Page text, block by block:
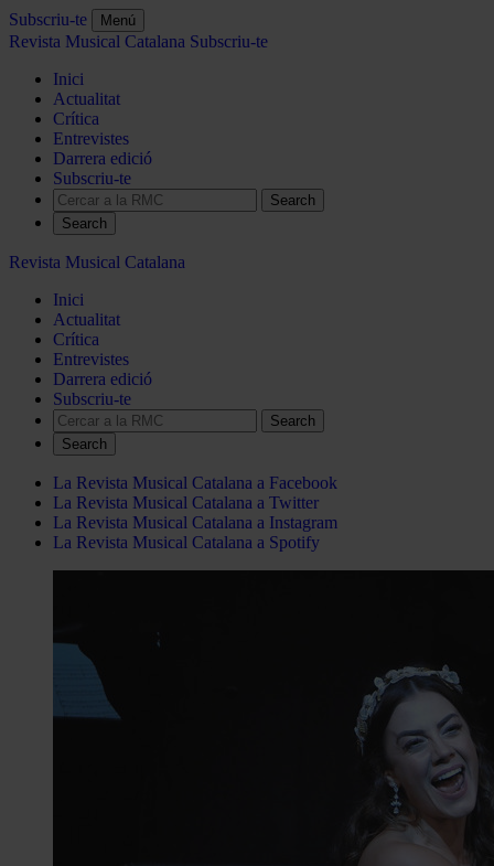
Subscriu-te Menú
Revista Musical Catalana Subscriu-te
Inici
Actualitat
Crítica
Entrevistes
Darrera edició
Subscriu-te
Search
Revista Musical Catalana
Inici
Actualitat
Crítica
Entrevistes
Darrera edició
Subscriu-te
Search
La Revista Musical Catalana a Facebook
La Revista Musical Catalana a Twitter
La Revista Musical Catalana a Instagram
La Revista Musical Catalana a Spotify